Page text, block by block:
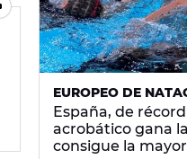
EUROPEO DE
España, de
acrobático gana
consigue la